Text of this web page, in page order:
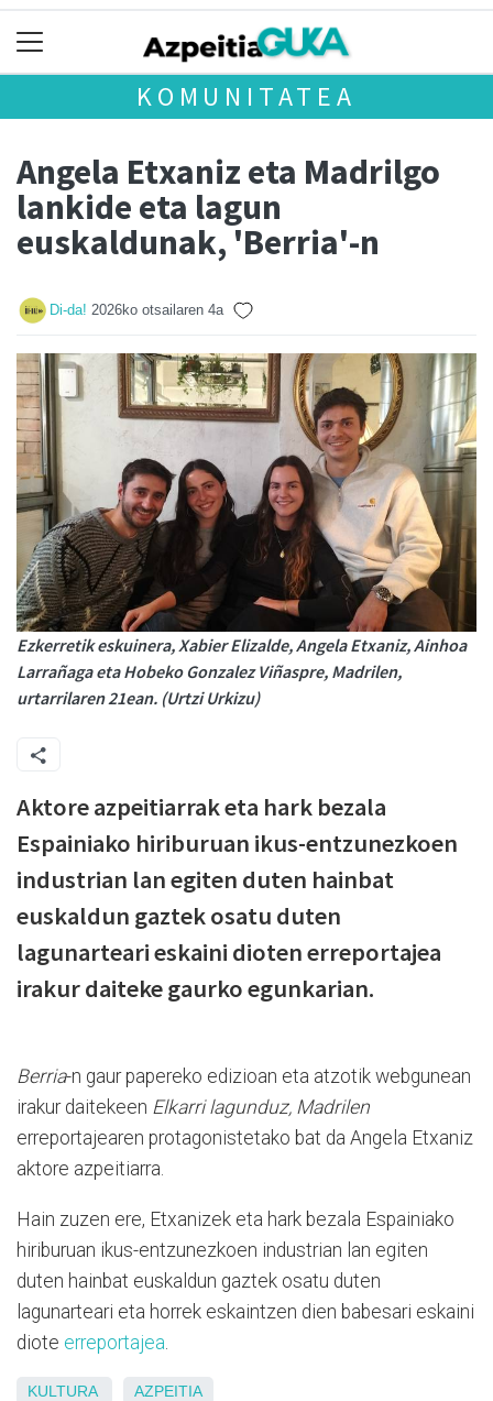
KOMUNITATEA
Angela Etxaniz eta Madrilgo
lankide eta lagun
euskaldunak, 'Berria'-n
Di-da! 2026ko otsailaren 4a
Ezkerretik eskuinera, Xabier Elizalde, Angela Etxaniz, Ainhoa
Larrañaga eta Hobeko Gonzalez Viñaspre, Madrilen,
urtarrilaren 21ean. (Urtzi Urkizu)
Aktore azpeitiarrak eta hark bezala
Espainiako hiriburuan ikus-entzunezkoen
industrian lan egiten duten hainbat
euskaldun gaztek osatu duten
lagunarteari eskaini dioten erreportajea
irakur daiteke gaurko egunkarian.
Berria-n gaur papereko edizioan eta atzotik webgunean
irakur daitekeen Elkarri lagunduz, Madrilen
erreportajearen protagonistetako bat da Angela Etxaniz
aktore azpeitiarra.
Hain zuzen ere, Etxanizek eta hark bezala Espainiako
hiriburuan ikus-entzunezkoen industrian lan egiten
duten hainbat euskaldun gaztek osatu duten
lagunarteari eta horrek eskaintzen dien babesari eskaini
diote erreportajea
KULTURA AZPEITIA